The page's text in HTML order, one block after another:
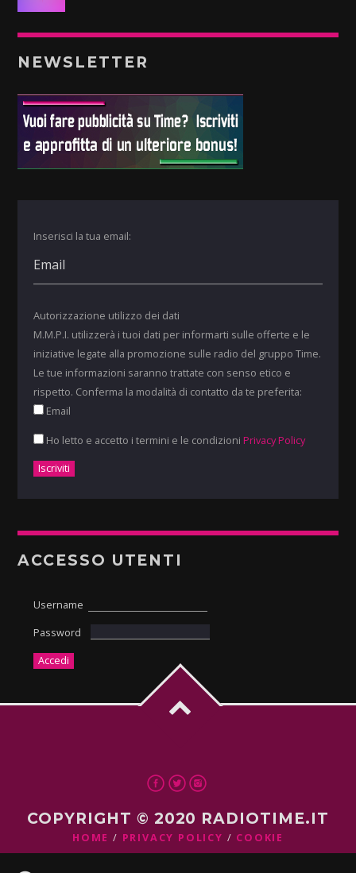
NEWSLETTER
Inserisci la tua email:
Autorizzazione utilizzo dei dati
M.M.P.I. utilizzerà i tuoi dati per informarti sulle offerte e le
iniziative legate alla promozione sulle radio del gruppo Time.
Le tue informazioni saranno trattate con senso etico e
rispetto. Conferma la modalità di contatto da te preferita:
Email
Ho letto e accetto i termini e le condizioni Privacy Policy
ACCESSO UTENTI
Username
Password
COPYRIGHT © 2020 RADIOTIME.IT
HOME PRIVACY POLICY COOKIE